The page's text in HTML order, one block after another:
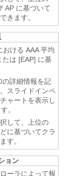
AP に基づいて
きます。
おける AAA 平均
たは [EAP] に基
の詳細情報を記
スライドインペ
ャートを表示し
。
して、上位の
に基づいてクラ
す。
ョン
ーラによって報